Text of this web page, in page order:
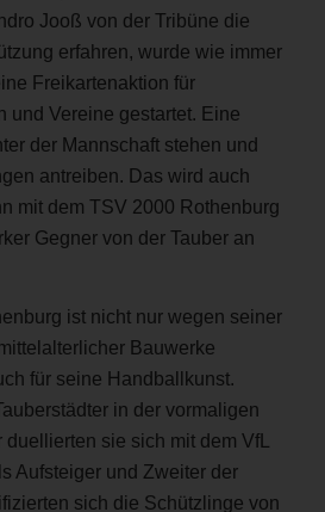
Jooß von der Tribüne die
erfahren, wurde wie immer
Freikartenaktion für
und Vereine gestartet. Eine
der Mannschaft stehen und
antreiben. Das wird auch
mit dem TSV 2000 Rothenburg
Gegner von der Tauber an
ist nicht nur wegen seiner
Bauwerke
für seine Handballkunst.
in der vormaligen
sie sich mit dem VfL
Aufsteiger und Zweiter der
sich die Schützlinge von